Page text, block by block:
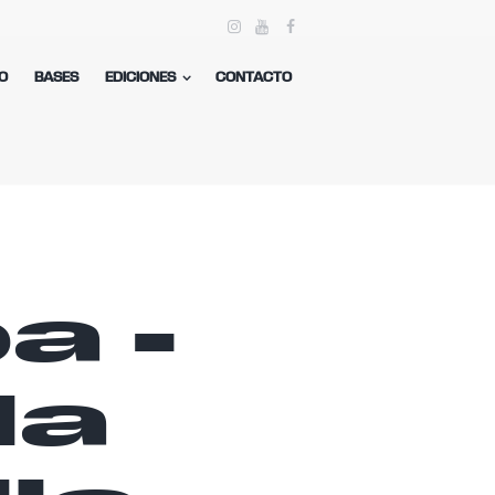
BASES EDICIONES CONTACTO
-